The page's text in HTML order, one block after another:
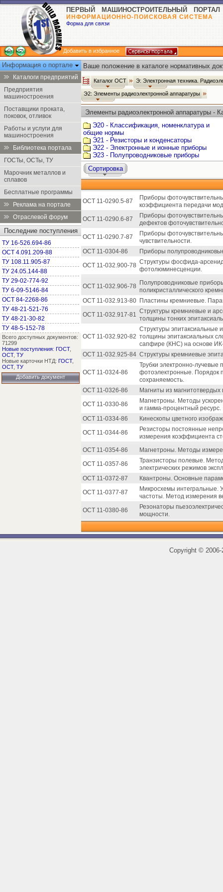
ПЕРВЫЙ МАШИНОСТРОИТЕЛЬНЫЙ ПОРТАЛ
ИНФОРМАЦИОННО-ПОИСКОВАЯ СИСТЕМА
Форма для связи
Добавить в избранное
Информация о портале
Каталоги предприятий
Предприятия
машиностроения
Поставщики проката,
поковок, отливок
Работы и услуги для
машиностроения
Библиотека портала
ГОСТы, ОСТы, ТУ
Марочник металлов и
сплавов
Бесплатные программы
Реклама на портале
Отраслевой форум
Последние поступления
ТУ 16-526.694-86
ОСТ 4.091.209-88
ТУ 108.11.905-87
ТУ 24.05.144-88
ТУ 29-02-774-92
ТУ 6-09-5146-84
ОСТ 84-2268-86
ТУ 48-21-521-76
ТУ 48-21-30-82
ТУ 48-5-152-78
Всего доступных документов:
71299
Новые поступления: ГОСТ,
ОСТ, ТУ
Новые карточки НТД: ГОСТ,
ОСТ, ТУ
Добавить документ
Ваше положение в каталоге нормативных
Каталог ОСТ Э: Электронная техника.
Э2: Элементы радиоэлектронной аппаратуры
Элементы радиоэлектронной аппаратуры -
Э20 - Классификация, номенклатура и
общие нормы
Э21 - Резисторы и конденсаторы
Э22 - Электронные и ионные приборы
Э23 - Полупроводниковые приборы
Сортировка
ОСТ 11-0290.5-87
Приборы
коэффициента передачи
ОСТ 11-0290.6-87
Приборы
дефектов
ОСТ 11-0290.7-87
Приборы
чувствительности.
ОСТ 11-0304-86
Приборы
ОСТ 11-032.900-78 Структуры фосфида-
фотолюминесценции.
ОСТ 11-032.906-78
Полупроводниковые
поликристаллического
ОСТ 11-032.913-80 Пластины кремниевые.
ОСТ 11-032.917-81 Структуры кремниевые и
толщины тонких
ОСТ 11-032.920-82
Структуры эпитаксиальные
толщины эпитаксиальных
сапфире (КНС) на основе
ОСТ 11-032.925-84 Структуры кремниевые
ОСТ 11-0324-86
Трубки электронно-
фотоэлектронные. Порядок
сохраняемость.
ОСТ 11-0326-86
Магниты из
ОСТ 11-0330-86
Магнетроны. Методы
и гамма-процентный ресурс.
ОСТ 11-0334-86
Кинескопы цветного
ОСТ 11-0344-86
Резисторы постоянные
измерения коэффициента
ОСТ 11-0354-86
Магнетроны. Методы
ОСТ 11-0357-86
Транзисторы полевые.
электрических режимов
ОСТ 11-0372-87
Квантроны. Основные
ОСТ 11-0377-87
Микросхемы интегральные.
частоты. Метод измерения
ОСТ 11-0380-86
Резонаторы
мощности.
Copyright ©